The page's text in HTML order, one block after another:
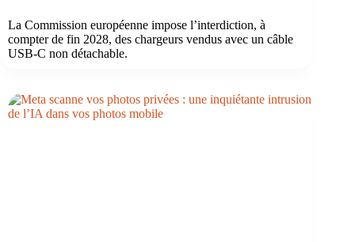
La Commission européenne impose l’interdiction, à
compter de fin 2028, des chargeurs vendus avec un câble
USB‑C non détachable.